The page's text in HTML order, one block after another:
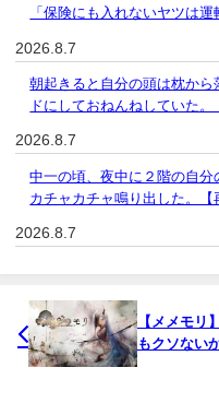
「保険にも入れないヤツは運
2026.8.7
朝起きると自分の頭は枕から
ドにしておねんねしていた。
2026.8.7
中一の頃、夜中に２階の自
カチャカチャ鳴り出した。【
2026.8.7
【メメモリ
もクソない